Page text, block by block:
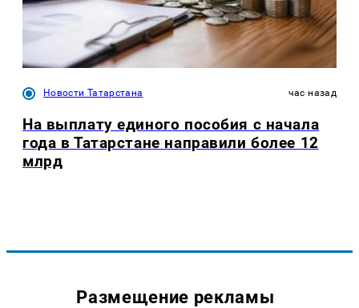
Новости Татарстана час назад
На выплату единого пособия с начала
года в Татарстане направили более 12
млрд
Размещение рекламы